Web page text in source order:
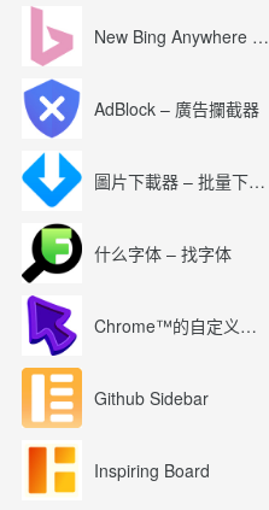
New Bing Anywhere (Bing Chat GPT-4)
AdBlock – 廣告攔截器
圖片下載器 – 批量下載圖片
什么字体 – 找字体
Chrome™的自定义光标
Github Sidebar
Inspiring Board